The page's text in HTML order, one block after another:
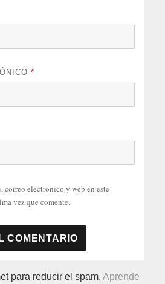
*
correo electrónico y web en este
vez que comente.
para reducir el spam.Aprende